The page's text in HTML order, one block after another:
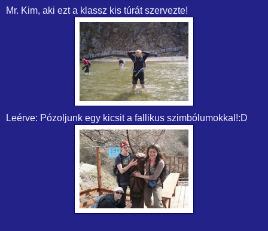
Mr. Kim, aki ezt a klassz kis túrát szervezte!
Leérve: Pózoljunk egy kicsit a fallikus szimbólumokkal!:D